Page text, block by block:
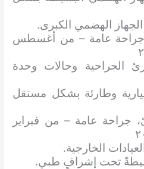
الهضمي الكبرى.
جراحة عامة – من أغسطس
الجراحية وحالات وحدة
وطارئة بشكل مستقل
جراحة عامة – من فبراير
الخارجية.
تحت إشرافٍ طبي.